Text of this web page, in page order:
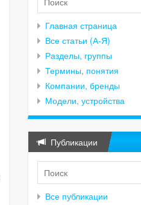
Главная страница
Все статьи (А-Я)
Разделы, группы
Термины, понятия
Компании, бренды
Модели, устройства
Публикации
Все публикации